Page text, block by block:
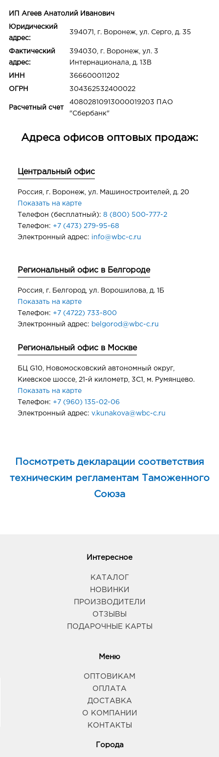
ИП Агеев Анатолий Иванович
Юридический
адрес:
394071, г. Воронеж, ул. Серго, д. 35
Фактический
адрес:
394030, г. Воронеж, ул. 3
Интернационала, д. 13В
ИНН 366600011202
ОГРН 304362532400022
Расчетный счет
40802810913000019203 ПАО
"Сбербанк"
Адреса офисов оптовых продаж:
Центральный офис
Россия, г. Воронеж, ул. Машиностроителей, д. 20
Показать на карте
Телефон (бесплатный): 8 (800) 500-777-2
Телефон: +7 (473) 279-95-68
Электронный адрес:
info@wbc-c.ru
Региональный офис в Белгороде
Россия, г. Белгород, ул. Ворошилова, д. 1Б
Показать на карте
Телефон: +7 (4722) 733-800
Электронный адрес: belgorod@wbc-c.ru
Региональный офис в Москве
БЦ G10, Новомосковский автономный округ,
Киевское шоссе, 21-й километр, 3С1, м. Румянцево.
Показать на карте
Телефон: +7 (960) 135-02-06
Электронный адрес: v.kunakova@wbc-c.ru
Посмотреть декларации соответствия
техническим регламентам Таможенного
Союза
Интересное
КАТАЛОГ
НОВИНКИ
ПРОИЗВОДИТЕЛИ
ОТЗЫВЫ
ПОДАРОЧНЫЕ КАРТЫ
Меню
ОПТОВИКАМ
ОПЛАТА
ДОСТАВКА
О КОМПАНИИ
КОНТАКТЫ
Города